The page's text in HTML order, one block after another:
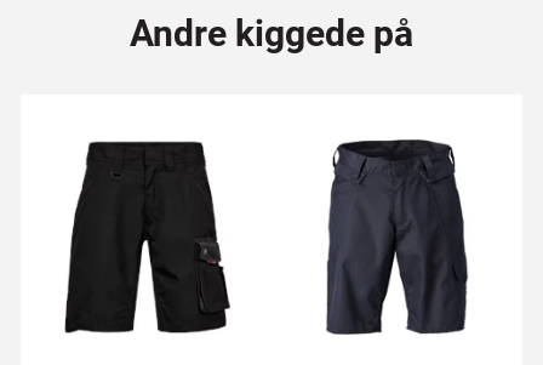
Andre kiggede på